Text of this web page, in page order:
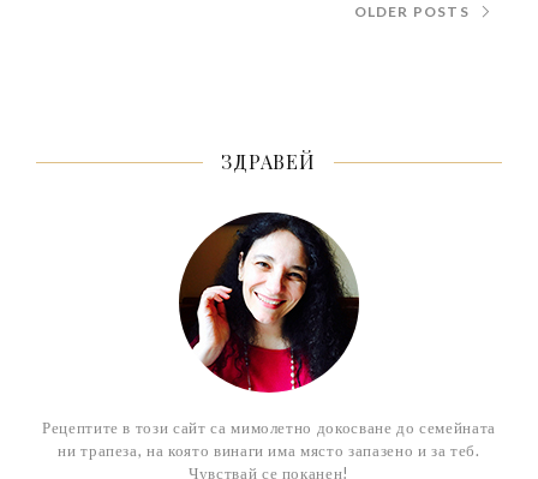
OLDER POSTS
ЗДРАВЕЙ
Рецептите в този сайт са мимолетно докосване до семейната
ни трапеза, на която винаги има място запазено и за теб.
Чувствай се поканен!